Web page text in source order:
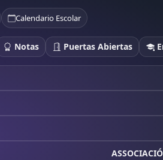
Calendario Escolar
Notas Puertas Abiertas